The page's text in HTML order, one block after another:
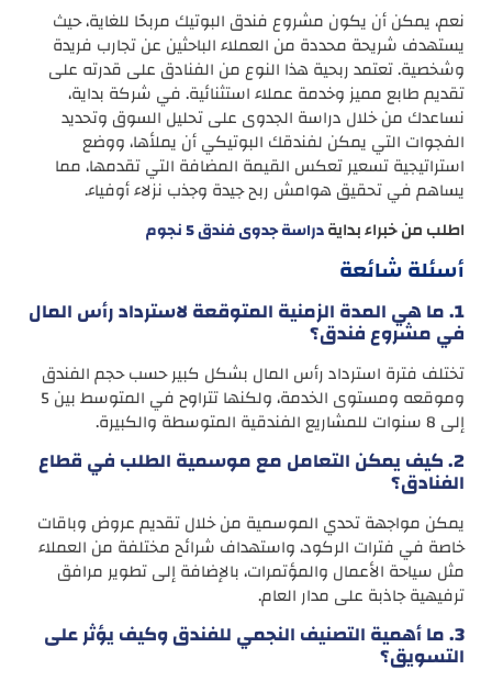
نعم، يمكن أن يكون مشروع فندق البوتيك مربحًا للغاية، حيث
يستهدف شريحة محددة من العملاء الباحثين عن تجارب فريدة
وشخصية. تعتمد ربحية هذا النوع من الفنادق على قدرته على
تقديم طابع مميز وخدمة عملاء استثنائية. في شركة بداية،
نساعدك من خلال دراسة الجدوى على تحليل السوق وتحديد
الفجوات التي يمكن لفندقك البوتيكي أن يملأها، ووضع
استراتيجية تسعير تعكس القيمة المضافة التي تقدمها، مما
يساهم في تحقيق هوامش ربح جيدة وجذب نزلاء أوفياء.
اطلب من خبراء بدايةدراسة جدوى فندق 5 نجوم
أسئلة شائعة
1. ما هي المدة الزمنية المتوقعة لاسترداد رأس المال
في مشروع فندق؟
تختلف فترة استرداد رأس المال بشكل كبير حسب حجم الفندق
وموقعه ومستوى الخدمة، ولكنها تتراوح في المتوسط بين 5
إلى 8 سنوات للمشاريع الفندقية المتوسطة والكبيرة.
2. كيف يمكن التعامل مع موسمية الطلب في قطاع
الفنادق؟
يمكن مواجهة تحدي الموسمية من خلال تقديم عروض وباقات
خاصة في فترات الركود، واستهداف شرائح مختلفة من العملاء
مثل سياحة الأعمال والمؤتمرات، بالإضافة إلى تطوير مرافق
ترفيهية جاذبة على مدار العام.
3. ما أهمية التصنيف النجمي للفندق وكيف يؤثر على
التسويق؟